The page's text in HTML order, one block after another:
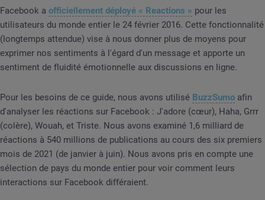
Facebook a officiellement déployé « Reactions » pour les
utilisateurs du monde entier le 24 février 2016. Cette fonctionnalité
(longtemps attendue) vise à nous donner plus de moyens pour
exprimer nos sentiments à l'égard d'un message et apporte un
sentiment de fluidité émotionnelle aux discussions en ligne.
Pour les besoins de ce guide, nous avons utilisé BuzzSumo afin
d'analyser les réactions sur Facebook : J'adore (cœur), Haha, Grrr
(colère), Wouah, et Triste. Nous avons examiné 1,6 milliard de
réactions à 540 millions de publications au cours des six premiers
mois de 2021 (de janvier à juin). Nous avons pris en compte une
sélection de pays du monde entier pour voir comment leurs
interactions sur Facebook différaient.